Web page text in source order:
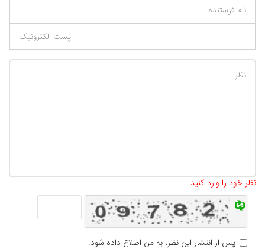
نظر خود را وارد کنید
پس از انتشار این نظر، به من اطلاع داده شود.